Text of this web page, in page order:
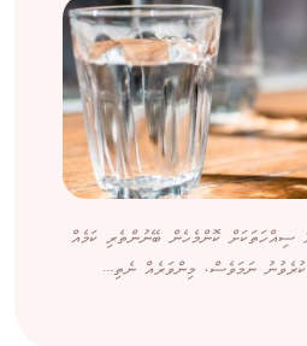
ސިއްހަތަކަށް ކޮންމެހެން ބޭނުންތެރި ކަމެއް
ނަމަވެސް، މިންވަރެއް ނެތި...